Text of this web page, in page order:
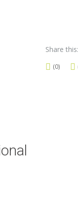
Share this:
(0)